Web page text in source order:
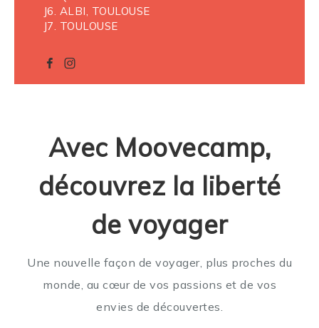
J6. ALBI, TOULOUSE
J7. TOULOUSE
Avec Moovecamp,
découvrez la liberté
de voyager
Une nouvelle façon de voyager, plus proches du
monde, au cœur de vos passions et de vos
envies de découvertes.